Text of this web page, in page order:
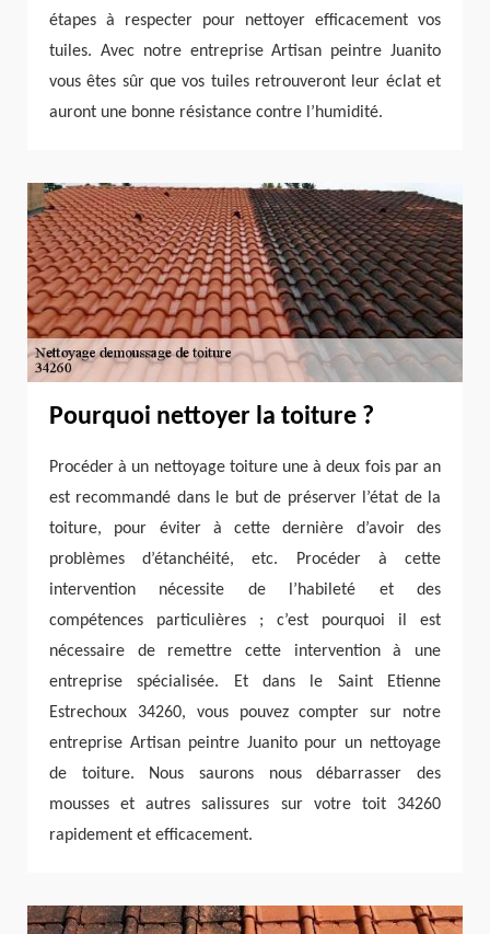
étapes à respecter pour nettoyer efficacement vos
tuiles. Avec notre entreprise Artisan peintre Juanito
vous êtes sûr que vos tuiles retrouveront leur éclat et
auront une bonne résistance contre l’humidité.
Pourquoi nettoyer la toiture ?
Procéder à un nettoyage toiture une à deux fois par an
est recommandé dans le but de préserver l’état de la
toiture, pour éviter à cette dernière d’avoir des
problèmes d’étanchéité, etc. Procéder à cette
intervention nécessite de l’habileté et des
compétences particulières ; c’est pourquoi il est
nécessaire de remettre cette intervention à une
entreprise spécialisée. Et dans le Saint Etienne
Estrechoux 34260, vous pouvez compter sur notre
entreprise Artisan peintre Juanito pour un nettoyage
de toiture. Nous saurons nous débarrasser des
mousses et autres salissures sur votre toit 34260
rapidement et efficacement.